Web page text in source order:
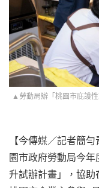
▲勞動局辦「桃園市庇護
【今傳媒／記者簡
園市政府勞動局今
升試辦計畫」，協